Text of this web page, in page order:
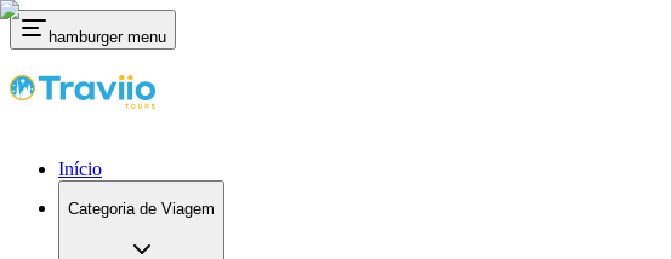
hamburger menu
Início
Categoria de Viagem